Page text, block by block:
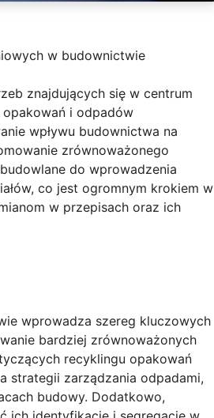
w budownictwie
znajdujących się w centrum
opakowań i odpadów
wpływu budownictwa na
zrównoważonego
do wprowadzenia
co jest ogromnym krokiem w
w przepisach oraz ich
wprowadza szereg kluczowych
bardziej zrównoważonych
recyklingu opakowań
strategii zarządzania odpadami,
budowy. Dodatkowo,